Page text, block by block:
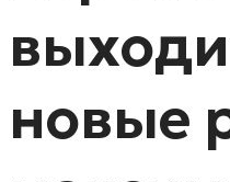
новые